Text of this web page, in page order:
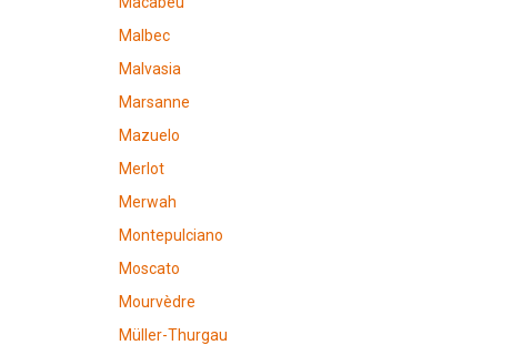
Malbec
Malvasia
Marsanne
Mazuelo
Merlot
Merwah
Montepulciano
Moscato
Mourvèdre
Müller-Thurgau